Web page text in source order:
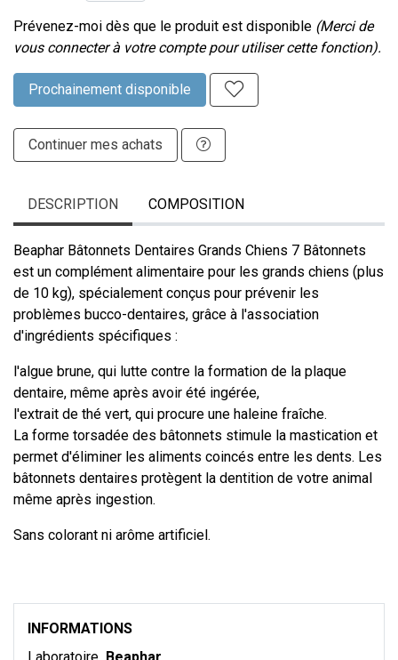
Prévenez-moi dès que le produit est disponible (Merci de
vous connecter à votre compte pour utiliser cette fonction).
Prochainement disponible
Continuer mes achats
DESCRIPTION COMPOSITION
Beaphar Bâtonnets Dentaires Grands Chiens 7 Bâtonnets
est un complément alimentaire pour les grands chiens (plus
de 10 kg), spécialement conçus pour prévenir les
problèmes bucco-dentaires, grâce à l'association
d'ingrédients spécifiques :
l'algue brune, qui lutte contre la formation de la plaque
dentaire, même après avoir été ingérée,
l'extrait de thé vert, qui procure une haleine fraîche.
La forme torsadée des bâtonnets stimule la mastication et
permet d'éliminer les aliments coincés entre les dents. Les
bâtonnets dentaires protègent la dentition de votre animal
même après ingestion.
Sans colorant ni arôme artificiel.
INFORMATIONS